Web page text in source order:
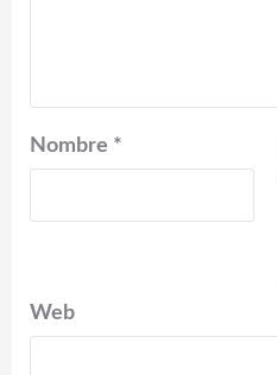
Nombre *
Web